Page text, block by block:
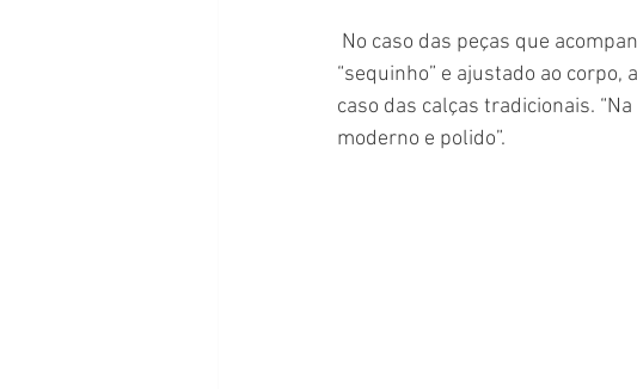
“sequinho” e ajustado ao
caso das calças tradicionais.
moderno e polido”.